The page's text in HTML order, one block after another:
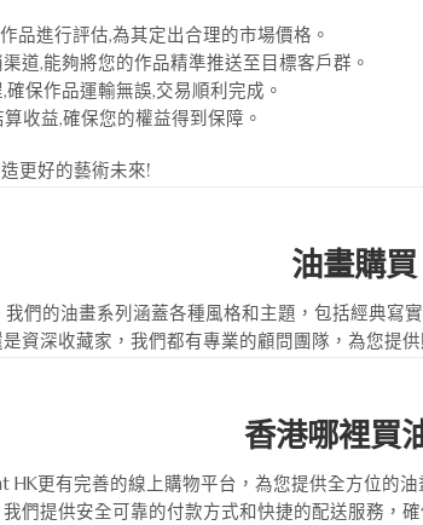
品進行評估,為其定出合理的市場價格。
道,能夠將您的作品精準推送至目標客戶群。
保作品運輸無誤,交易順利完成。
收益,確保您的權益得到保障。
更好的藝術未來!
油畫購買
們的油畫系列涵蓋各種風格和主題，包括經典
資深收藏家，我們都有專業的顧問團隊，為您提
香港哪裡買
HK更有完善的線上購物平台，為您提供全方位的
們提供安全可靠的付款方式和快捷的配送服務，